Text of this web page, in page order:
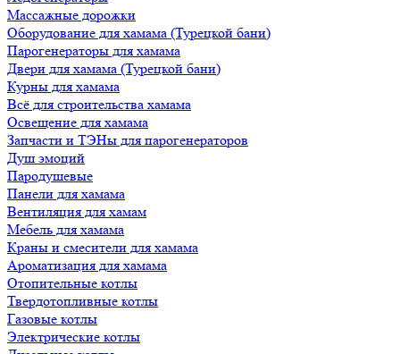
Массажные дорожки
Оборудование для хамама (Турецкой бани)
Парогенераторы для хамама
Двери для хамама (Турецкой бани)
Курны для хамама
Всё для строительства хамама
Освещение для хамама
Запчасти и ТЭНы для парогенераторов
Душ эмоций
Пародушевые
Панели для хамама
Вентиляция для хамам
Мебель для хамама
Краны и смесители для хамама
Ароматизация для хамама
Отопительные котлы
Твердотопливные котлы
Газовые котлы
Электрические котлы